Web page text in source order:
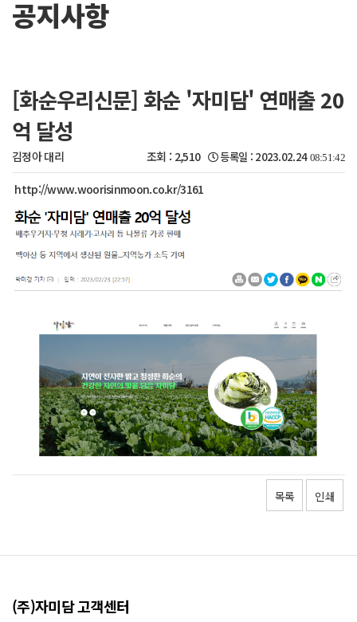
공지사항
[화순우리신문] 화순 '자미담' 연매출 20
억 달성
김정아 대리 등록일 : 2023.02.24 08:51:42
조회 : 2,510
http://www.woorisinmoon.co.kr/3161
목록 인쇄
(주)자미담 고객센터